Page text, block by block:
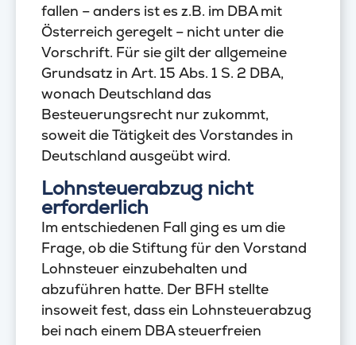
fallen – anders ist es z.B. im DBA mit
Österreich geregelt – nicht unter die
Vorschrift. Für sie gilt der allgemeine
Grundsatz in Art. 15 Abs. 1 S. 2 DBA,
wonach Deutschland das
Besteuerungsrecht nur zukommt,
soweit die Tätigkeit des Vorstandes in
Deutschland ausgeübt wird.
Lohnsteuerabzug nicht
erforderlich
Im entschiedenen Fall ging es um die
Frage, ob die Stiftung für den Vorstand
Lohnsteuer einzubehalten und
abzuführen hatte. Der BFH stellte
insoweit fest, dass ein Lohnsteuerabzug
bei nach einem DBA steuerfreien